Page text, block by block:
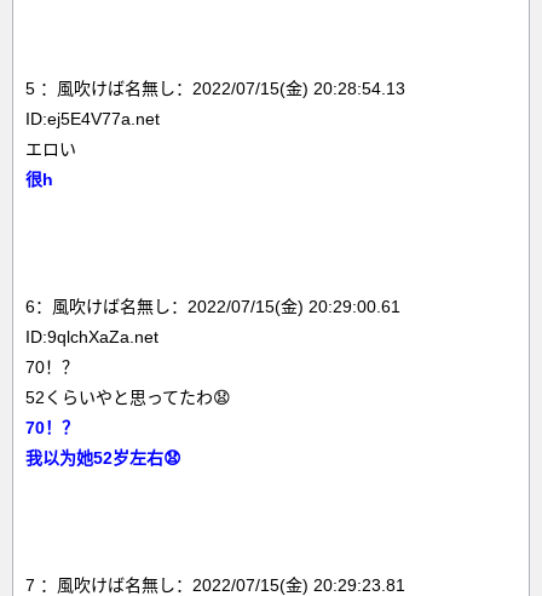
5 ：風吹けば名無し：2022/07/15(金) 20:28:54.13
ID:ej5E4V77a.net
エロい
很h
6：風吹けば名無し：2022/07/15(金) 20:29:00.61
ID:9qlchXaZa.net
70！？
52くらいやと思ってたわ😧
70！？
我以为她52岁左右😧
7 ：風吹けば名無し：2022/07/15(金) 20:29:23.81